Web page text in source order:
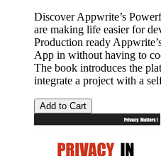
Discover Appwrite’s
are making life easier for
Production ready
App in without having to
The book introduces the
integrate a project with a
Add to Cart